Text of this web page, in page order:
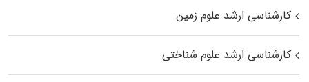
کارشناسی ارشد علوم زمین
کارشناسی ارشد علوم شناختی